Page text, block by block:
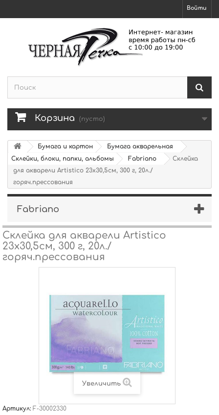
Войти
Корзина (пусто)
Бумага и картон
Бумага акварельная
Склейки, блоки, папки, альбомы
Fabriano
Склейка
для акварели Artistico 23х30,5см, 300 г, 20л./
горяч.прессования
Fabriano
Склейка для акварели Artistico
23х30,5см, 300 г, 20л./
горяч.прессования
Увеличить
Артикул: F-30002330